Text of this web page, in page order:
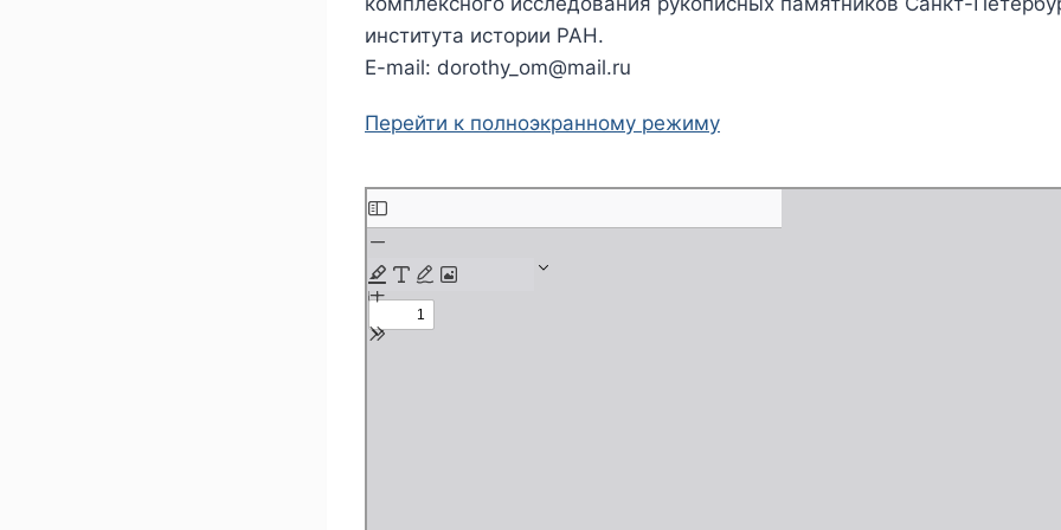
института истории РАН.
E-mail: dorothy_om@mail.ru
Перейти к полноэкранному режиму
П
е
е
й